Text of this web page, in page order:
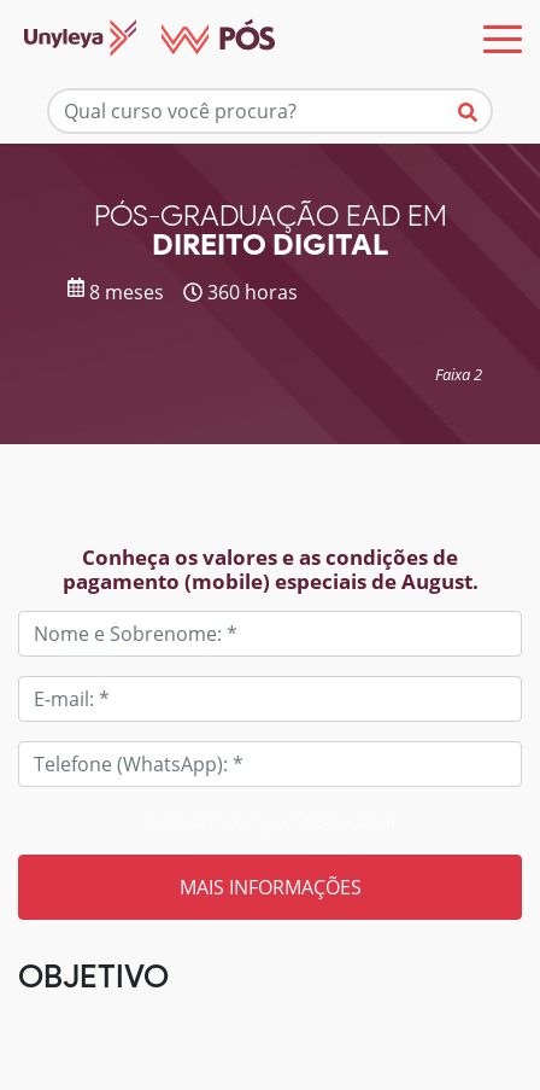
PÓS-GRADUAÇÃO EAD EM
DIREITO DIGITAL
8 meses 360 horas
Faixa 2
Conheça os valores e as condições de
pagamento (mobile) especiais de August.
Mais informações
OBJETIVO